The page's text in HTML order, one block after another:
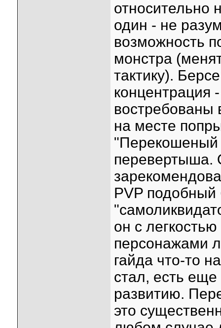
относительно
один - не
возможность
монстра
тактику).
концентрация
востребованы
на месте
"Перекошеный
перевертыша.
PVP
он с
персонажами
гайда что-то
стал, есть
развитию.
это